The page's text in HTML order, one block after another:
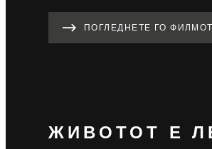
ПОГЛЕДНЕТЕ ГО ФИЛМОТ
ЖИВОТОТ Е